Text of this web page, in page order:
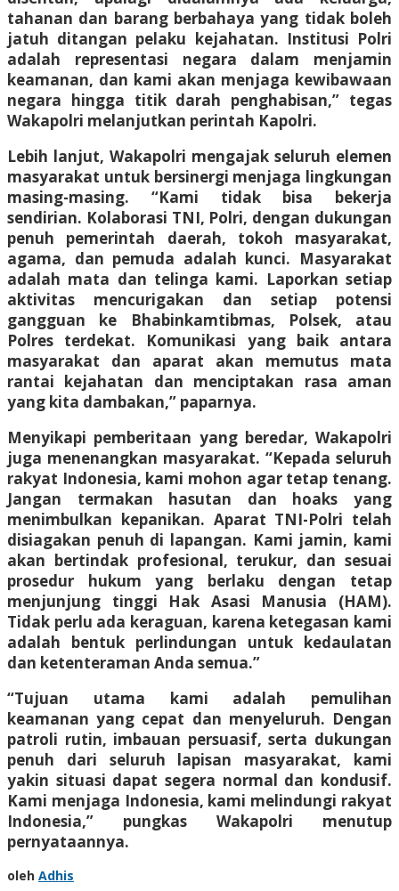
tahanan dan barang berbahaya yang tidak boleh
jatuh ditangan pelaku kejahatan. Institusi Polri
adalah representasi negara dalam menjamin
keamanan, dan kami akan menjaga kewibawaan
negara hingga titik darah penghabisan,” tegas
Wakapolri melanjutkan perintah Kapolri.
Lebih lanjut, Wakapolri mengajak seluruh elemen
masyarakat untuk bersinergi menjaga lingkungan
masing-masing. “Kami tidak bisa bekerja
sendirian. Kolaborasi TNI, Polri, dengan dukungan
penuh pemerintah daerah, tokoh masyarakat,
agama, dan pemuda adalah kunci. Masyarakat
adalah mata dan telinga kami. Laporkan setiap
aktivitas mencurigakan dan setiap potensi
gangguan ke Bhabinkamtibmas, Polsek, atau
Polres terdekat. Komunikasi yang baik antara
masyarakat dan aparat akan memutus mata
rantai kejahatan dan menciptakan rasa aman
yang kita dambakan,” paparnya.
Menyikapi pemberitaan yang beredar, Wakapolri
juga menenangkan masyarakat. “Kepada seluruh
rakyat Indonesia, kami mohon agar tetap tenang.
Jangan termakan hasutan dan hoaks yang
menimbulkan kepanikan. Aparat TNI-Polri telah
disiagakan penuh di lapangan. Kami jamin, kami
akan bertindak profesional, terukur, dan sesuai
prosedur hukum yang berlaku dengan tetap
menjunjung tinggi Hak Asasi Manusia (HAM).
Tidak perlu ada keraguan, karena ketegasan kami
adalah bentuk perlindungan untuk kedaulatan
dan ketenteraman Anda semua.”
“Tujuan utama kami adalah pemulihan
keamanan yang cepat dan menyeluruh. Dengan
patroli rutin, imbauan persuasif, serta dukungan
penuh dari seluruh lapisan masyarakat, kami
yakin situasi dapat segera normal dan kondusif.
Kami menjaga Indonesia, kami melindungi rakyat
Indonesia,” pungkas Wakapolri menutup
pernyataannya.
oleh Adhis